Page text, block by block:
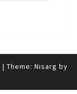
| Theme: Nisarg by